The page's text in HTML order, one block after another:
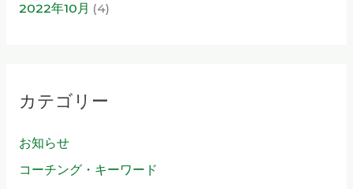
2022年10月 (4)
カテゴリー
お知らせ
コーチング・キーワード